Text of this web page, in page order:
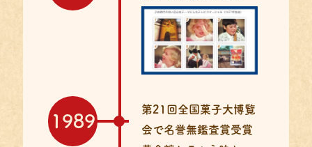
1989
第21回全国菓子大博覧
会で名誉無鑑査賞受賞